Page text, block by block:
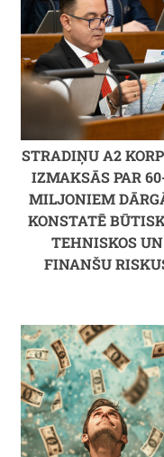
STRADIŅU A2
IZMAKSĀS PAR
MILJONIEM
KONSTATĒ
TEHNISKOS UN
FINANŠU